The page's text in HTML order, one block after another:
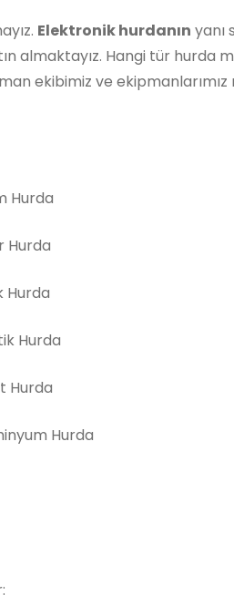
Elektronik hurdanın yanı
almaktayız. Hangi tür hurda
ekibimiz ve
Hurda
Hurda
Hurda
Hurda
Hurda
Hurda